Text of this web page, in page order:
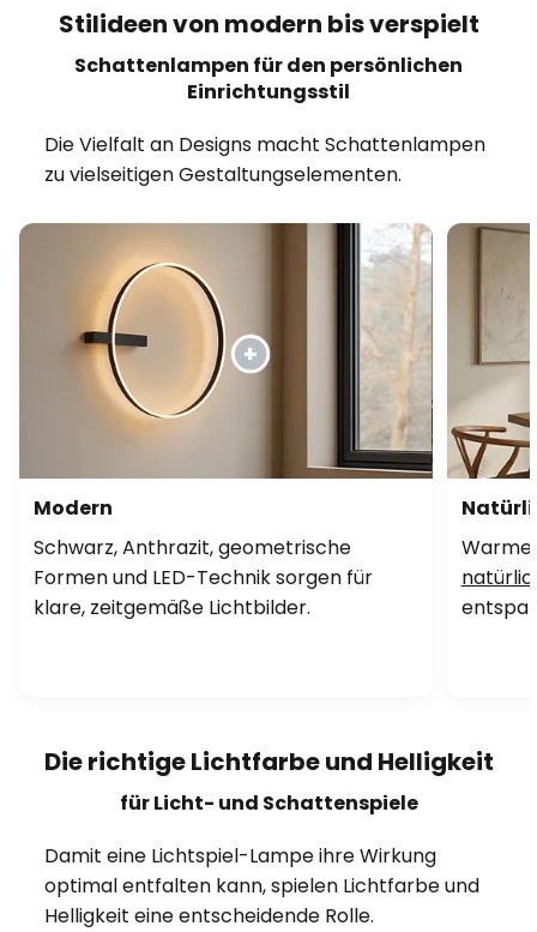
Stilideen von modern bis verspielt
Schattenlampen für den persönlichen
Einrichtungsstil
Die Vielfalt an Designs macht Schattenlampen
zu vielseitigen Gestaltungselementen.
Modern
Schwarz, Anthrazit, geometrische
Formen und LED-Technik sorgen für
klare, zeitgemäße Lichtbilder.
Warme
Die richtige Lichtfarbe und Helligkeit
für Licht- und Schattenspiele
Damit eine Lichtspiel-Lampe ihre Wirkung
optimal entfalten kann, spielen Lichtfarbe und
Helligkeit eine entscheidende Rolle.